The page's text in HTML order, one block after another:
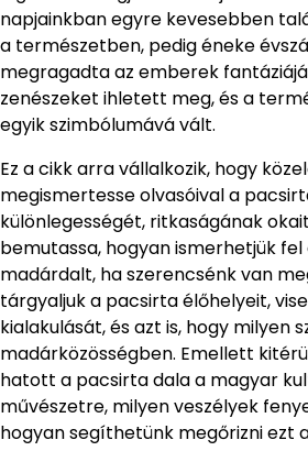
napjainkban egyre kevesebben
a természetben, pedig éneke
megragadta az emberek
zenészeket ihletett meg, és a
egyik szimbólumává vált.
Ez a cikk arra vállalkozik, hogy
megismertesse olvasóival a
különlegességét, ritkaságának
bemutassa, hogyan ismerhetjük
madárdalt, ha szerencsénk van
tárgyaljuk a pacsirta élőhelyeit,
kialakulását, és azt is, hogy milyen
madárközösségben. Emellett
hatott a pacsirta dala a magyar
művészetre, milyen veszélyek
hogyan segíthetünk megőrizni ezt